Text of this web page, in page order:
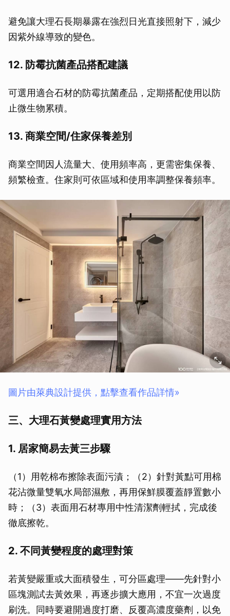
避免讓大理石長期暴露在強烈日光直接照射下，減少
因紫外線導致的變色。
12. 防霉抗菌產品搭配建議
可選用適合石材的防霉抗菌產品，定期搭配使用以防
止微生物累積。
13. 商業空間/住家保養差別
商業空間因人流量大、使用頻率高，更需密集保養、
頻繁檢查。住家則可依區域和使用率調整保養頻率。
圖片由萊典設計提供，點擊查看作品詳情»
三、大理石黃變處理實用方法
1. 居家簡易去黃三步驟
（1）用乾棉布擦除表面污漬；（2）針對黃點可用棉
花沾微量雙氧水局部濕敷，再用保鮮膜覆蓋靜置數小
時；（3）表面用石材專用中性清潔劑輕拭，完成後
徹底擦乾。
2. 不同黃變程度的處理對策
若黃變嚴重或大面積發生，可分區處理——先針對小
區塊測試去黃效果，再逐步擴大應用，不宜一次過度
刷洗。同時要避開過度打磨、反覆高濃度藥劑，以免